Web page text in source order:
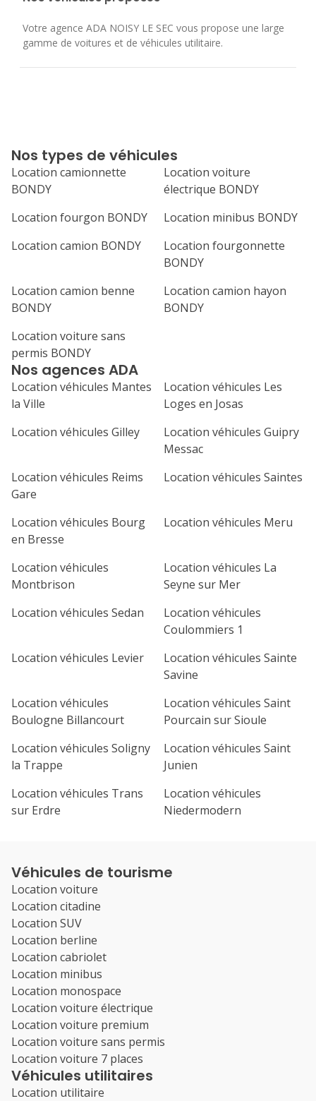
Votre agence ADA NOISY LE SEC vous propose une large
gamme de voitures et de véhicules utilitaire.
Nos agences ADA
Location véhicules Mantes
la Ville
Location véhicules Les
Loges en Josas
Location véhicules Gilley
Location véhicules Guipry
Messac
Location véhicules Reims
Gare
Location véhicules Saintes
Location véhicules Bourg
en Bresse
Location véhicules Meru
Location véhicules
Montbrison
Location véhicules La
Seyne sur Mer
Location véhicules Sedan
Location véhicules
Coulommiers 1
Location véhicules Levier
Location véhicules Sainte
Savine
Location véhicules
Boulogne Billancourt
Location véhicules Saint
Pourcain sur Sioule
Location véhicules Soligny
la Trappe
Location véhicules Saint
Junien
Location véhicules Trans
sur Erdre
Location véhicules
Niedermodern
Nos types de véhicules
Location camionnette
BONDY
Location voiture
électrique BONDY
Location fourgon BONDY
Location minibus BONDY
Location camion BONDY
Location fourgonnette
BONDY
Location camion benne
BONDY
Location camion hayon
BONDY
Location voiture sans
permis BONDY
Véhicules de tourisme
Location voiture
Location citadine
Location SUV
Location berline
Location cabriolet
Location minibus
Location monospace
Location voiture électrique
Location voiture premium
Location voiture sans permis
Location voiture 7 places
Véhicules utilitaires
Location utilitaire